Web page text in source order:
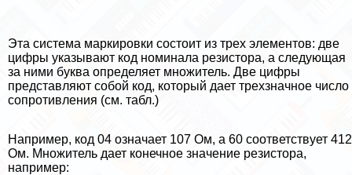
Эта система маркировки состоит из трех элементов: две
цифры указывают код номинала резистора, а следующая
за ними буква определяет множитель. Две цифры
представляют собой код, который дает трехзначное число
сопротивления (см. табл.)
Например, код 04 означает 107 Ом, а 60 соответствует 412
Ом. Множитель дает конечное значение резистора,
например: